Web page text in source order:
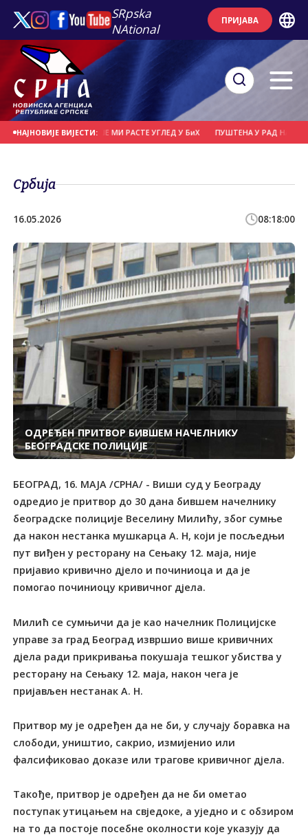
SRpska
NAtional
ПРИЈАВА
НАЈНОВИЈЕ ВИЈЕСТИ:
НАПАДА, СВЕ ВИШЕ МИ РАСТЕ УГЛЕД У БиХ ПУШТЕНА У РАД НАЈВЕЋА
Србија
16.05.2026 08:18:00
ОДРЕЂЕН ПРИТВОР БИВШЕМ НАЧЕЛНИКУ
БЕОГРАДСКЕ ПОЛИЦИЈЕ
БЕОГРАД, 16. МАЈА /СРНА/ - Виши суд у Београду
одредио је притвор до 30 дана бившем начелнику
београдске полиције Веселину Милићу, због сумње
да након нестанка мушкарца А. Н, који је посљедњи
пут виђен у ресторану на Сењаку 12. маја, није
пријавио кривично дјело и починиоца и да је
помогао починиоцу кривичног дјела.
Милић се сумњичи да је као начелник Полицијске
управе за град Београд извршио више кривичних
дјела ради прикривања покушаја тешког убиства у
ресторану на Сењаку 12. маја, након чега је
пријављен нестанак А. Н.
Притвор му је одређен да не би, у случају боравка на
слободи, уништио, сакрио, измијенио или
фалсификовао доказе или трагове кривичног дјела.
Такође, притвор је одређен да не би ометао
поступак утицањем на свједоке, а уједно и с обзиром
на то да постоје посебне околности које указују да